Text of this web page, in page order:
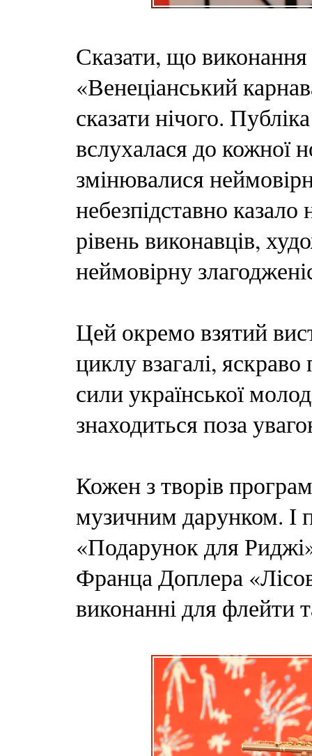
Сказати, що
«Венеціанський
сказати нічого.
вслухалася до кожної
змінювалися
небезпідставно
рівень виконавців,
неймовірну
Цей окремо взятий
циклу взагалі,
сили української
знаходиться поза
Кожен з творів
музичним дарунком. І
«Подарунок для
Франца Доплера
виконанні для флейти